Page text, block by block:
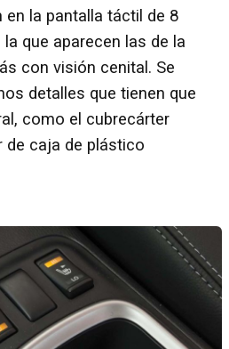
en la pantalla táctil de 8
que aparecen las de la
con visión cenital. Se
detalles que tienen que
como el cubrecárter
caja de plástico